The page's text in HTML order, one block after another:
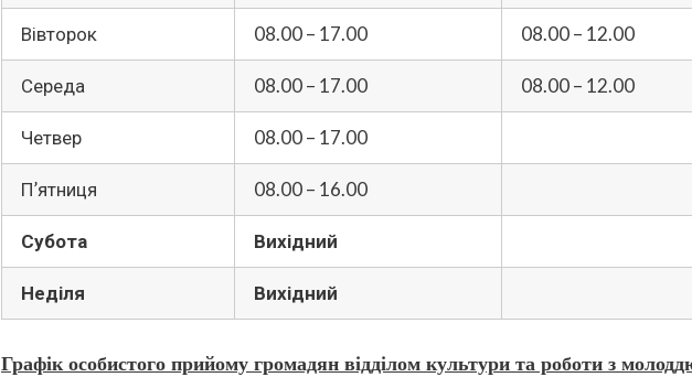
Вівторок 08.00 – 17.00 08.00 – 12.00
Середа 08.00 – 17.00 08.00 – 12.00
Четвер 08.00 – 17.00
П’ятниця 08.00 – 16.00
Субота Вихідний
Неділя Вихідний
Графік особистого прийому громадян відділом культури та роботи з